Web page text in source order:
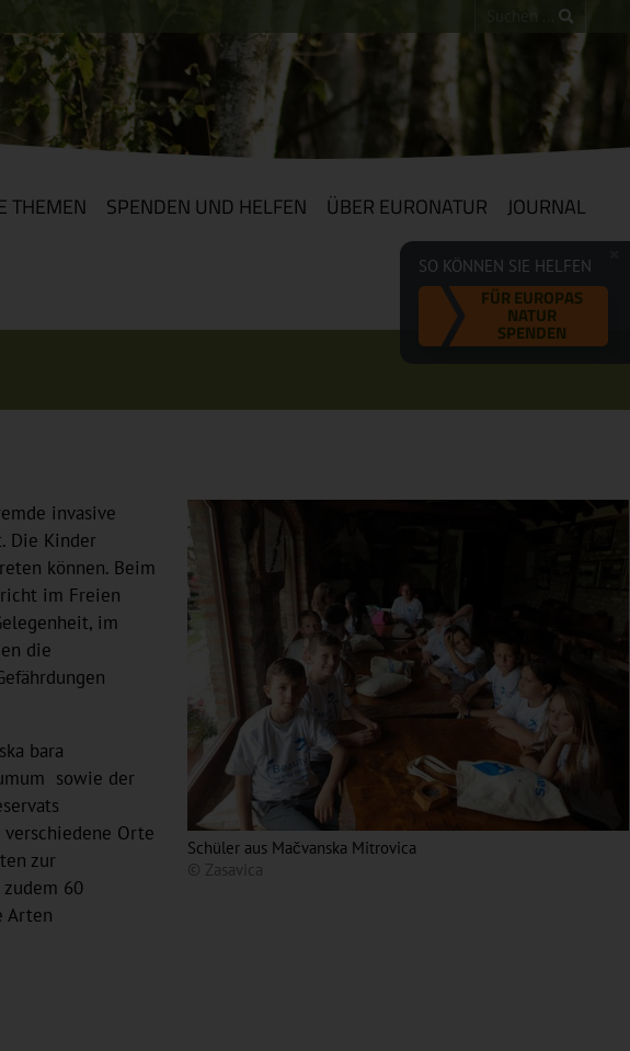
THEMEN SPENDEN UND HELFEN ÜBER EURONATUR JOURNAL
SO KÖNNEN SIE HELFEN
FÜR EUROPAS
NATUR
SPENDEN
Schüler aus Mačvanska Mitrovica
© Zasavica
invasive
Die Kinder
können. Beim
im Freien
im
die
bara
sowie der
Orte
zur
zudem 60
Arten